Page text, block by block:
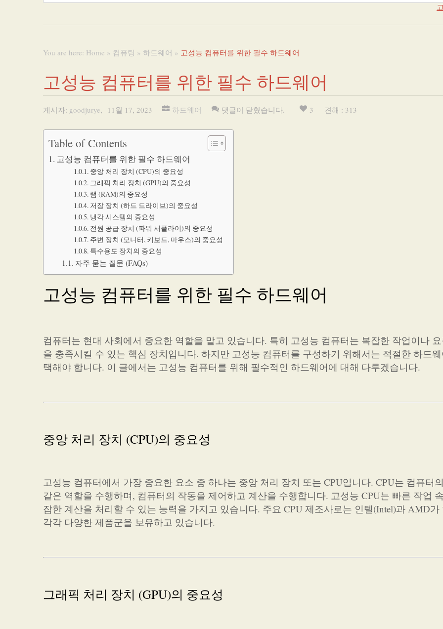
You are here: Home » 컴퓨팅 » 하드웨어 » 고성능 컴퓨터를 위한 필수 하드웨어
고성능 컴퓨터를 위한 필수 하드웨어
게시자: goodjurye, 11월 17, 2023 하드웨어 댓글이 닫혔습니다. 3 견해 : 313
Table of Contents
고성능 컴퓨터를 위한 필수 하드웨어
중앙 처리 장치 (CPU)의 중요성
그래픽 처리 장치 (GPU)의 중요성
램 (RAM)의 중요성
저장 장치 (하드 드라이브)의 중요성
냉각 시스템의 중요성
전원 공급 장치 (파워 서플라이)의 중요성
주변 장치 (모니터, 키보드, 마우스)의 중요성
특수용도 장치의 중요성
자주 묻는 질문 (FAQs)
고성능 컴퓨터를 위한 필수 하드웨어
컴퓨터는 현대 사회에서 중요한 역할을 맡고 있습니다. 특히 고성능 컴퓨터는 복잡한 작업이나
을 충족시킬 수 있는 핵심 장치입니다. 하지만 고성능 컴퓨터를 구성하기 위해서는 적절한 하드웨
택해야 합니다. 이 글에서는 고성능 컴퓨터를 위해 필수적인 하드웨어에 대해 다루겠습니다.
중앙 처리 장치 (CPU)의 중요성
고성능 컴퓨터에서 가장 중요한 요소 중 하나는 중앙 처리 장치 또는 CPU입니다. CPU는 컴퓨터
같은 역할을 수행하며, 컴퓨터의 작동을 제어하고 계산을 수행합니다. 고성능 CPU는 빠른 작업
잡한 계산을 처리할 수 있는 능력을 가지고 있습니다. 주요 CPU 제조사로는 인텔(Intel)과 AMD가
각각 다양한 제품군을 보유하고 있습니다.
그래픽 처리 장치 (GPU)의 중요성